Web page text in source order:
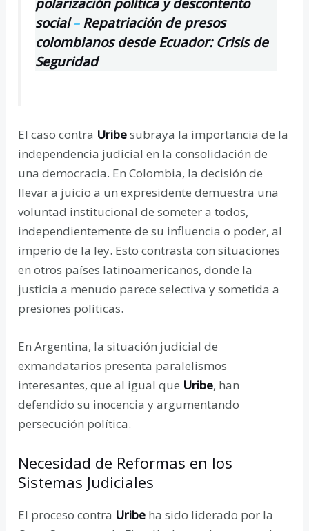
social– Repatriación de presos
colombianos desde Ecuador: Crisis de
Seguridad
El caso contra Uribesubraya la importancia de la
independencia judicial en la consolidación de
una democracia. En Colombia, la decisión de
llevar a juicio a un expresidente demuestra una
voluntad institucional de someter a todos,
independientemente de su influencia o poder, al
imperio de la ley. Esto contrasta con situaciones
en otros países latinoamericanos, donde la
justicia a menudo parece selectiva y sometida a
presiones políticas.
En Argentina, la situación judicial de
exmandatarios presenta paralelismos
interesantes, que al igual que Uribe, han
defendido su inocencia y argumentando
persecución política.
Necesidad de Reformas en los
Sistemas Judiciales
El proceso contra Uribe ha sido liderado por la